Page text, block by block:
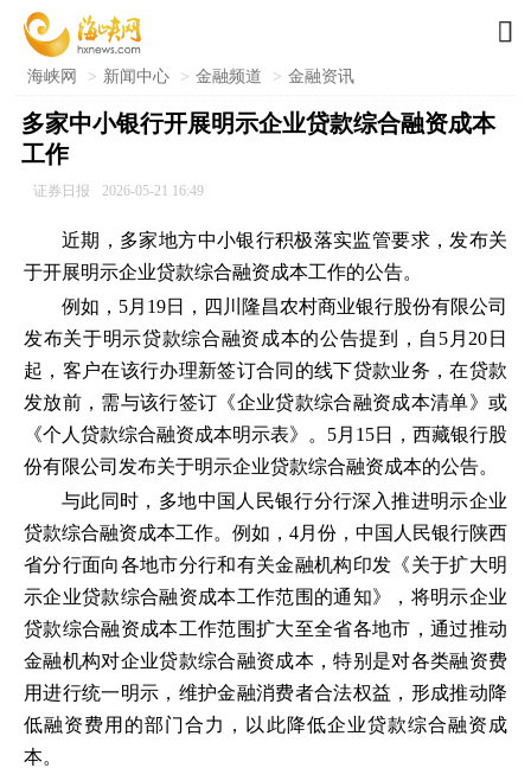

海峡网 > 新闻中心 > 金融频道 > 金融资讯
多家中小银行开展明示企业贷款综合融资成本
工作
证券日报 2026-05-21 16:49
近期，多家地方中小银行积极落实监管要求，发布关
于开展明示企业贷款综合融资成本工作的公告。
例如，5月19日，四川隆昌农村商业银行股份有限公司
发布关于明示贷款综合融资成本的公告提到，自5月20日
起，客户在该行办理新签订合同的线下贷款业务，在贷款
发放前，需与该行签订《企业贷款综合融资成本清单》或
《个人贷款综合融资成本明示表》。5月15日，西藏银行股
份有限公司发布关于明示企业贷款综合融资成本的公告。
与此同时，多地中国人民银行分行深入推进明示企业
贷款综合融资成本工作。例如，4月份，中国人民银行陕西
省分行面向各地市分行和有关金融机构印发《关于扩大明
示企业贷款综合融资成本工作范围的通知》，将明示企业
贷款综合融资成本工作范围扩大至全省各地市，通过推动
金融机构对企业贷款综合融资成本，特别是对各类融资费
用进行统一明示，维护金融消费者合法权益，形成推动降
低融资费用的部门合力，以此降低企业贷款综合融资成
本。